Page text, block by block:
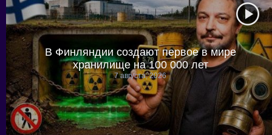
В Финляндии создают первое в мире
хранилище на 100 000 лет
7 августа, 2026